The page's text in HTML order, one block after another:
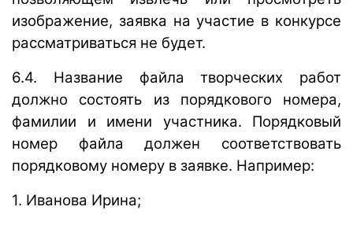
изображение, заявка на участие в конкурсе
рассматриваться не будет.
6.4. Название файла творческих работ
должно состоять из порядкового номера,
фамилии и имени участника. Порядковый
номер файла должен соответствовать
порядковому номеру в заявке. Например:
1. Иванова Ирина;